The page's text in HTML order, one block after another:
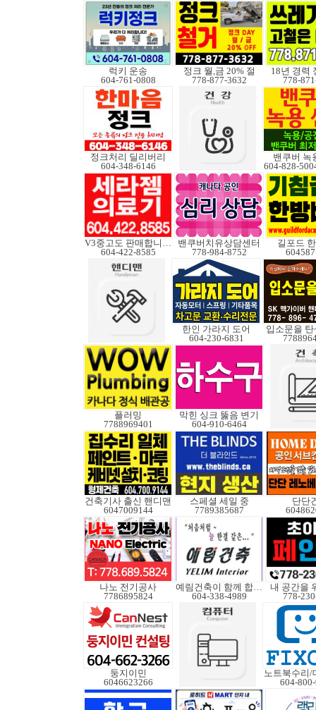
럭키 운송
604-761-0808
정크 월,금 20% 절
778-877-3632
18년 경력
778-
정크처리 딜리버리
604-348-6146
밴쿠버 녹
V3중고도 판매합니다.
604-422-8585
밴쿠버치유상담센터
778-984-8752
길포드
한인 가라지 도어
604-230-6831
입소문을
플러밍
7788969401
막힌 싱크 뚫음 변기
604-910-6464
건축기사 출신 핸디맨
6047009144
스페셜 세일 중
7789385687
단단
나노 전기공사
7786895824
예림건축이 함께 합니다
604-338-4989
내 공간을
778-
둥지이민
6046623266
604-